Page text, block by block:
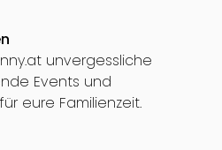
unvergessliche
Events und
eure Familienzeit.